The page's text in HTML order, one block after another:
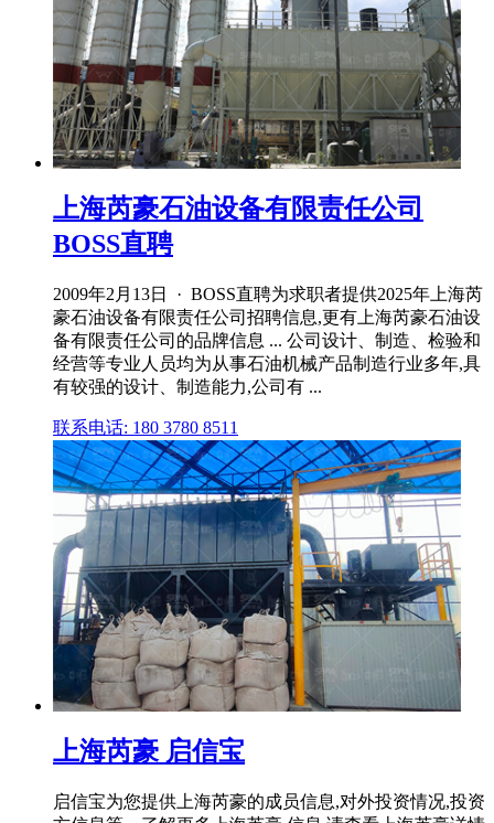
上海芮豪石油设备有限责任公司
BOSS直聘
2009年2月13日 · BOSS直聘为求职者提供2025年上海芮
豪石油设备有限责任公司招聘信息,更有上海芮豪石油设
备有限责任公司的品牌信息 ... 公司设计、制造、检验和
经营等专业人员均为从事石油机械产品制造行业多年,具
有较强的设计、制造能力,公司有 ...
联系电话: 180 3780 8511
上海芮豪 启信宝
启信宝为您提供上海芮豪的成员信息,对外投资情况,投资